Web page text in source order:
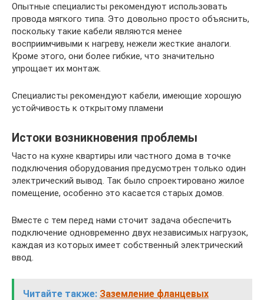
Опытные специалисты рекомендуют использовать
провода мягкого типа. Это довольно просто объяснить,
поскольку такие кабели являются менее
восприимчивыми к нагреву, нежели жесткие аналоги.
Кроме этого, они более гибкие, что значительно
упрощает их монтаж.
Специалисты рекомендуют кабели, имеющие хорошую
устойчивость к открытому пламени
Истоки возникновения проблемы
Часто на кухне квартиры или частного дома в точке
подключения оборудования предусмотрен только один
электрический вывод. Так было спроектировано жилое
помещение, особенно это касается старых домов.
Вместе с тем перед нами сточит задача обеспечить
подключение одновременно двух независимых нагрузок,
каждая из которых имеет собственный электрический
ввод.
Читайте также: Заземление фланцевых